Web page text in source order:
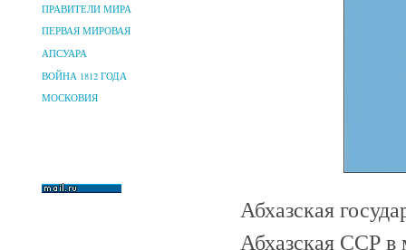
ПРАВИТЕЛИ МИРА
ПЕРВАЯ МИРОВАЯ
АПСУАРА
ВОЙНА 1812 ГОДА
МОСКОВИЯ
Абхазская
Абхазская ССР в